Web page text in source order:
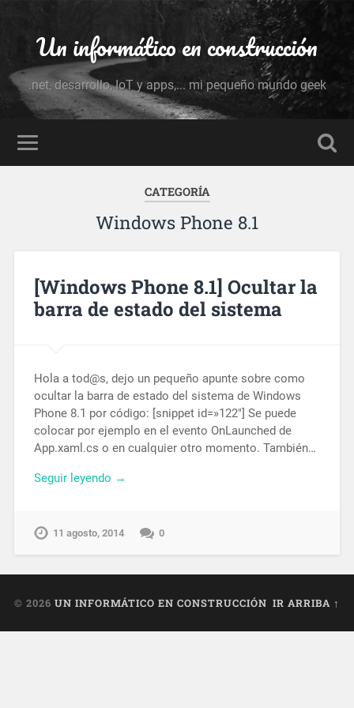
Un informático en construcción
.net, desarrollo, IoT y apps,... mi pequeño mundo geek
CATEGORÍA
Windows Phone 8.1
[Windows Phone 8.1] Ocultar la
barra de estado del sistema
Hola a tod@s, dejo un pequeño apunte sobre como
ocultar la barra de estado del sistema de Windows
Phone 8.1 por código: [snippet id=»122″] Se puede
colocar por ejemplo en el evento OnLaunched de
App.xaml.cs o en cualquier otro momento. También…
Seguir leyendo →
11 agosto, 2014 0
© 2026 UN INFORMÁTICO EN CONSTRUCCIÓN IR ARRIBA ↑